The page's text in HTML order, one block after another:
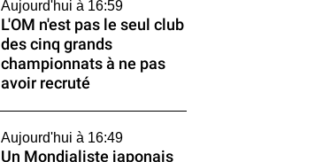
Aujourd'hui à 16:59
L'OM n'est pas le seul club
des cinq grands
championnats à ne pas
avoir recruté
Aujourd'hui à 16:49
Un Mondialiste japonais